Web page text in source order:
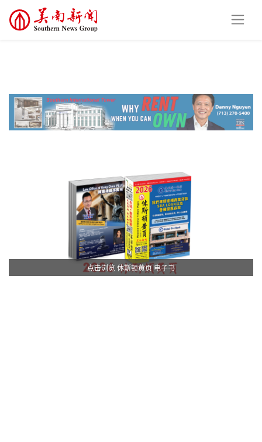
点击浏览 休斯顿黄页 电子书